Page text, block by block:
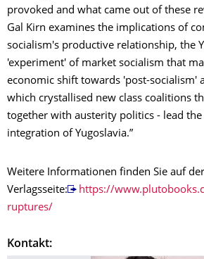
provoked and what came out of these
Gal Kirn examines the implications of
socialism's productive relationship, the
'experiment' of market socialism that
economic shift towards 'post-socialism'
which crystallised new class coalitions
together with austerity politics - lead
integration of Yugoslavia.”
Weitere Informationen finden Sie auf der
Verlagsseite:
https://
ruptures/
Kontakt: